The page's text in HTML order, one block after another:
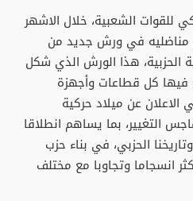
للقوات الشعبية، خلال الاشهر
مناضليه في ورش جديد من
الحزبية، هذا الورش الذي شكل
كل قطاعات وأجهزة
الاعلان عن ميلاد حركية
التغيير، بما يساهم انطلاقا
الحزبي، في بناء حزب
انسجاما وتجاوبا مع مختلف